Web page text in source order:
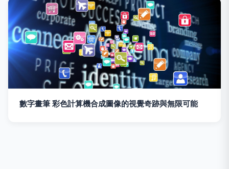
數字畫筆 彩色計算機合成圖像的視覺奇跡與無限可能